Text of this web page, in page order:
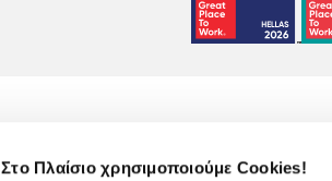
Στο Πλαίσιο χρησιμοποιούμε Cookies!